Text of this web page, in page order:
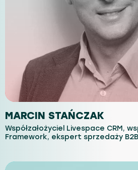
MARCIN STAŃCZAK
Współzałożyciel Livespace CRM,
Framework, ekspert sprzedaży B2B